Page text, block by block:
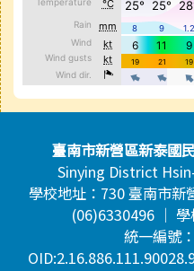
頁尾區域內容
臺南市新營區新泰國
Sinying District
學校地址：730 臺南市新
(06)6330496 ｜
統一編號